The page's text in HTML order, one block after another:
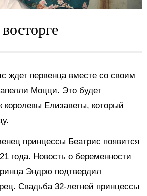
ждет первенца вместе со своим
Моцци. Это будет
королевы Елизаветы, который
принцессы Беатрис появится
года. Новость о беременности
Эндрю подтвердил
Свадьба 32-летней принцессы